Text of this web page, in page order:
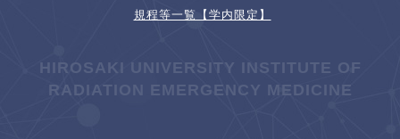
規程等一覧【学内限定】
HIROSAKI UNIVERSITY INSTITUTE OF
RADIATION EMERGENCY MEDICINE